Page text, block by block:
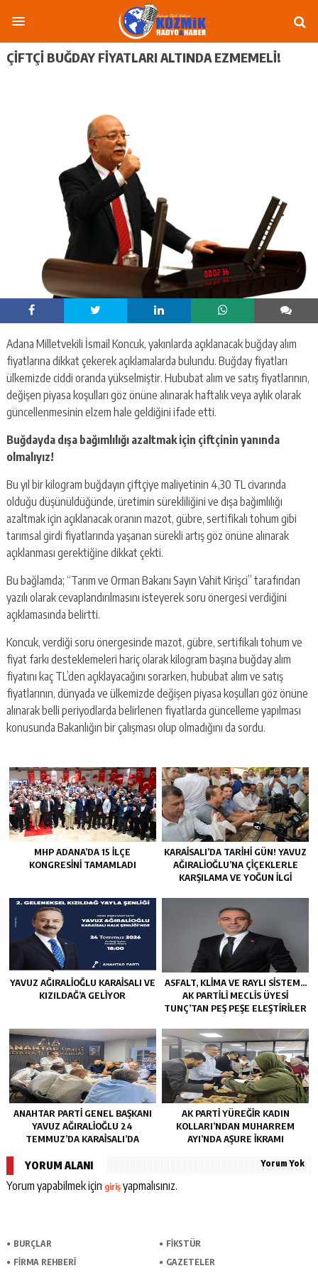
ÇİFTÇİ BUĞDAY FİYATLARI ALTINDA EZMEMELİ!
Adana Milletvekili İsmail Koncuk, yakınlarda açıklanacak buğday alım
fiyatlarına dikkat çekerek açıklamalarda bulundu. Buğday fiyatları
ülkemizde ciddi oranda yükselmiştir. Hububat alım ve satış fiyatlarının,
değişen piyasa koşulları göz önüne alınarak haftalık veya aylık olarak
güncellenmesinin elzem hale geldiğini ifade etti.
Buğdayda dışa bağımlılığı azaltmak için çiftçinin yanında
olmalıyız!
Bu yıl bir kilogram buğdayın çiftçiye maliyetinin 4,30 TL civarında
olduğu düşünüldüğünde, üretimin sürekliliğini ve dışa bağımlılığı
azaltmak için açıklanacak oranın mazot, gübre, sertifikalı tohum gibi
tarımsal girdi fiyatlarında yaşanan sürekli artış göz önüne alınarak
açıklanması gerektiğine dikkat çekti.
Bu bağlamda; “Tarım ve Orman Bakanı Sayın Vahit Kirişci” tarafından
yazılı olarak cevaplandırılmasını isteyerek soru önergesi verdiğini
açıklamasında belirtti.
Koncuk, verdiği soru önergesinde mazot, gübre, sertifikalı tohum ve
fiyat farkı desteklemeleri hariç olarak kilogram başına buğday alım
fiyatını kaç TL’den açıklayacağını sorarken, hububat alım ve satış
fiyatlarının, dünyada ve ülkemizde değişen piyasa koşulları göz önüne
alınarak belli periyodlarda belirlenen fiyatlarda güncelleme yapılması
konusunda Bakanlığın bir çalışması olup olmadığını da sordu.
MHP ADANA’DA 15 İLÇE
KONGRESINI TAMAMLADI
KARAISALI’DA TARIHI GÜN! YAVUZ
AĞIRALIOĞLU’NA ÇIÇEKLERLE
KARŞILAMA VE YOĞUN İLGI
YAVUZ AĞIRALIOĞLU KARAISALI VE
KIZILDAĞ’A GELIYOR
ASFALT, KLIMA VE RAYLI SISTEM…
AK PARTILI MECLIS ÜYESI
TUNÇ’TAN PEŞ PEŞE ELEŞTIRILER
ANAHTAR PARTI GENEL BAŞKANI
YAVUZ AĞIRALIOĞLU 24
TEMMUZ’DA KARAISALI’DA
AK PARTI YÜREĞIR KADIN
KOLLARI’NDAN MUHARREM
AYI’NDA AŞURE İKRAMI
YORUM ALANI Yorum Yok
Yorum yapabilmek için girişyapmalısınız.
BURÇLAR
FİKSTÜR
FİRMA REHBERİ
GAZETELER